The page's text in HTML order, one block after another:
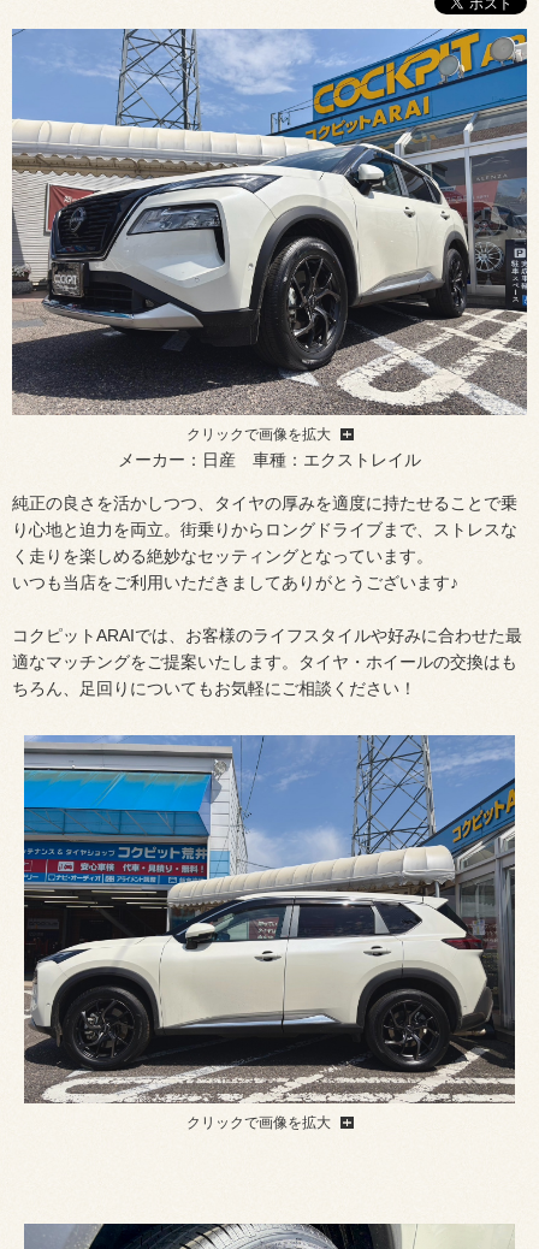
クリックで画像を拡大
メーカー：日産 車種：エクストレイル
純正の良さを活かしつつ、タイヤの厚みを適度に持たせることで乗
り心地と迫力を両立。街乗りからロングドライブまで、ストレスな
く走りを楽しめる絶妙なセッティングとなっています。
いつも当店をご利用いただきましてありがとうございます♪
コクピットARAIでは、お客様のライフスタイルや好みに合わせた最
適なマッチングをご提案いたします。タイヤ・ホイールの交換はも
ちろん、足回りについてもお気軽にご相談ください！
クリックで画像を拡大